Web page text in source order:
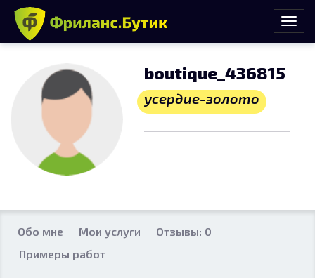
boutique_436815
усердие-золото
Обо мне Мои услуги
Отзывы: 0
Примеры работ